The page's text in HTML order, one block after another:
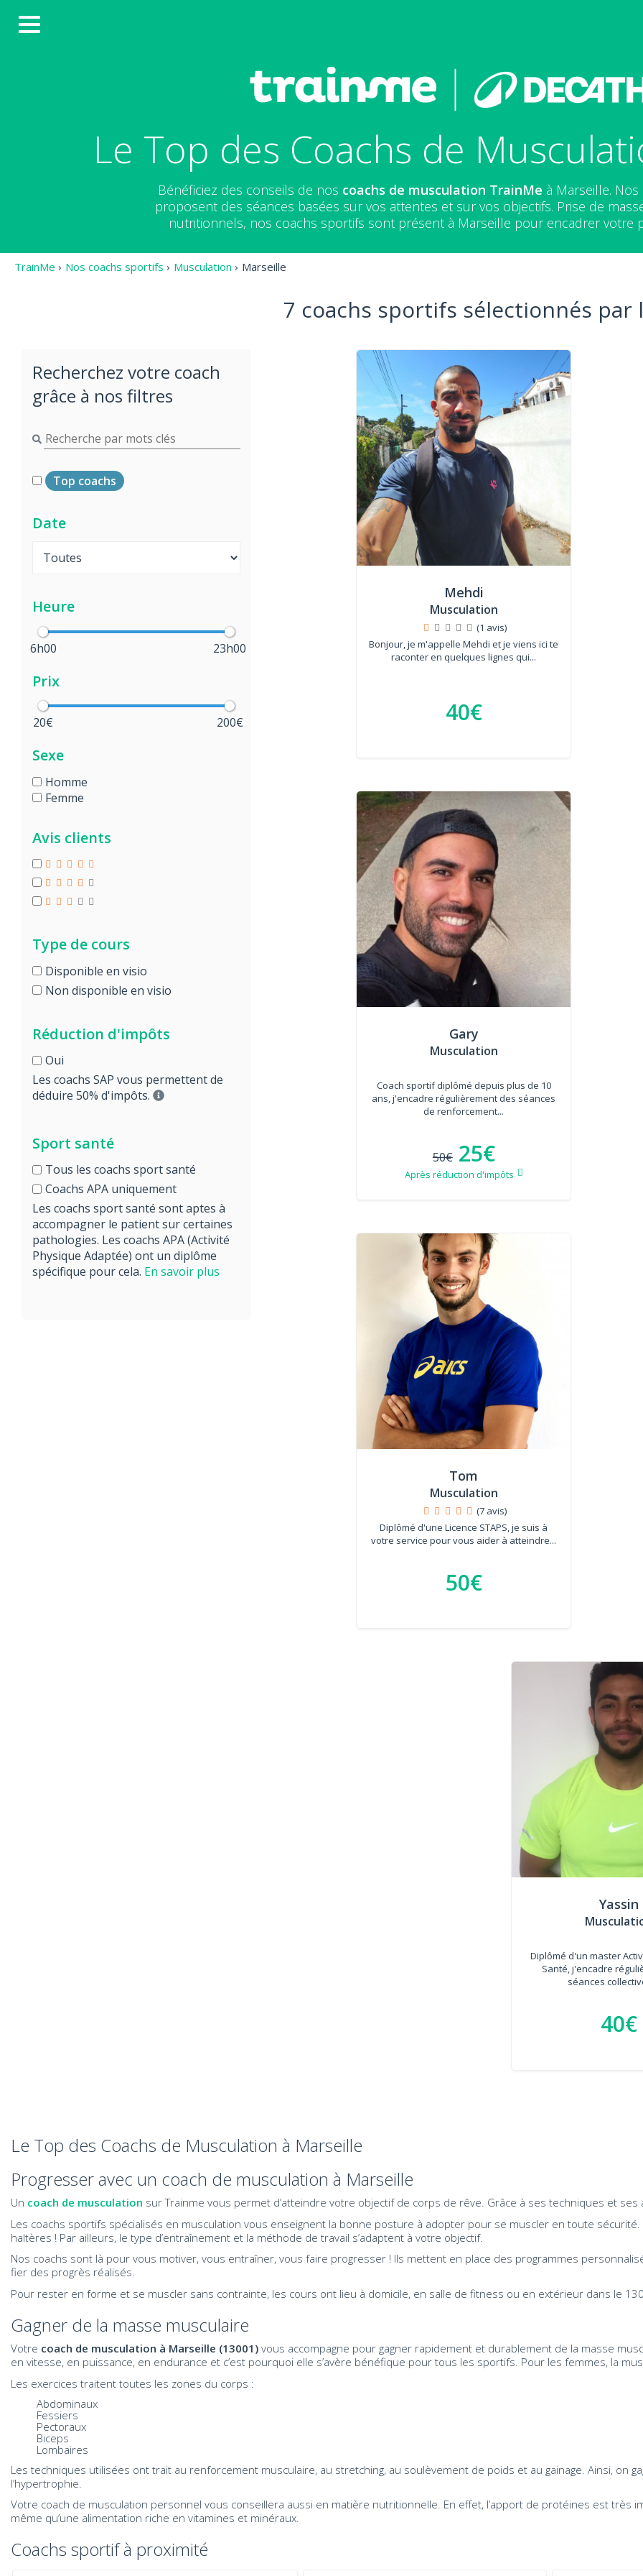
Le Top des Coachs de
Bénéficiez des conseils de nos coachs de musculation TrainMe à Marseille.
proposent des séances basées sur vos attentes et sur vos objectifs. Prise de
nutritionnels, nos coachs sportifs sont présent à Marseille pour encadrer votre
TrainMe › Nos coachs sportifs › Musculation › Marseille
Recherchez votre coach
grâce à nos filtres
Top coachs
Date
Heure
6h00 23h00
Prix
20€ 200€
Sexe
Homme
Femme
Avis clients
Type de cours
Disponible en visio
Non disponible en visio
Réduction d'impôts
Oui
Les coachs SAP vous permettent de
déduire 50% d'impôts.
Sport santé
Tous les coachs sport santé
Coachs APA uniquement
Les coachs sport santé sont aptes à
accompagner le patient sur certaines
pathologies. Les coachs APA (Activité
Physique Adaptée) ont un diplôme
spécifique pour cela. En savoir plus
7 coachs sportifs sélectionnés par
Mehdi
Musculation
(1 avis)
Bonjour, je m'appelle Mehdi et je viens ici te
raconter en quelques lignes qui...
40€
Gary
Musculation
Coach sportif diplômé depuis plus de 10
ans, j'encadre régulièrement des séances
de renforcement...
50€ 25€
Après réduction d'impôts
Tom
Musculation
(7 avis)
Diplômé d'une Licence STAPS, je suis à
votre service pour vous aider à atteindre...
50€
Yassin
Diplômé d'un master
Santé, j'encadre
séances
40€
Le Top des Coachs de Musculation à Marseille
Progresser avec un coach de musculation à Marseille
Un coach de musculation sur Trainme vous permet d’atteindre votre objectif de corps de rêve. Grâce à ses techniques et
Les coachs sportifs spécialisés en musculation vous enseignent la bonne posture à adopter pour se muscler en toute
haltères ! Par ailleurs, le type d’entraînement et la méthode de travail s’adaptent à votre objectif.
Nos coachs sont là pour vous motiver, vous entraîner, vous faire progresser ! Ils mettent en place des programmes
fier des progrès réalisés.
Pour rester en forme et se muscler sans contrainte, les cours ont lieu à domicile, en salle de fitness ou en extérieur dans le
Gagner de la masse musculaire
Votre coach de musculation à Marseille (13001) vous accompagne pour gagner rapidement et durablement de la masse
en vitesse, en puissance, en endurance et c’est pourquoi elle s’avère bénéfique pour tous les sportifs. Pour les femmes, la
Les exercices traitent toutes les zones du corps :
Abdominaux
Fessiers
Pectoraux
Biceps
Lombaires
Les techniques utilisées ont trait au renforcement musculaire, au stretching, au soulèvement de poids et au gainage. Ainsi, on
l’hypertrophie.
Votre coach de musculation personnel vous conseillera aussi en matière nutritionnelle. En effet, l’apport de protéines est très
même qu’une alimentation riche en vitamines et minéraux.
Coachs sportif à proximité